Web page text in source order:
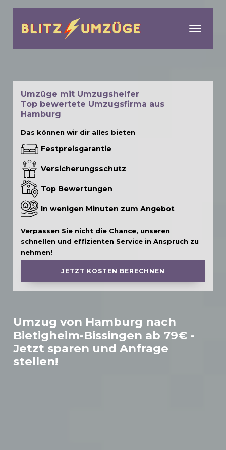
Umzug von Hamburg nach
Bietigheim-Bissingen ab 79€ -
Jetzt sparen und Anfrage
stellen!
Umzüge mit Umzugshelfer
Top bewertete Umzugsfirma aus
Hamburg
Das können wir dir alles bieten
Festpreisgarantie
Versicherungsschutz
Top Bewertungen
In wenigen Minuten zum Angebot
Verpassen Sie nicht die Chance, unseren
schnellen und effizienten Service in Anspruch zu
nehmen!
JETZT KOSTEN BERECHNEN